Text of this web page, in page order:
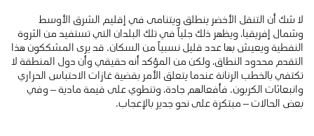
لا شك أن التنقل الأخضر ينطلق ويتنامى في إقليم الشرق الأوسط
وشمال إفريقيا، ويظهر ذلك جلياً في تلك البلدان التي تستفيد من الثروة
النفطية ويعيش بها عدد قليل نسبياً من السكان. قد يرى المشككون هذا
التقدم محدود النطاق، ولكن من المؤكد أنه حقيقي وأن دول المنطقة لا
تكتفي بالخطب الرنانة عندما يتعلق الأمر بقضية غازات الاحتباس الحراري
وانبعاثات الكربون. فأفعالهم جادة، وتنطوي على قيمة مادية – وفي
بعض الحالات – مبتكرة على نحو جدير بالإعجاب.